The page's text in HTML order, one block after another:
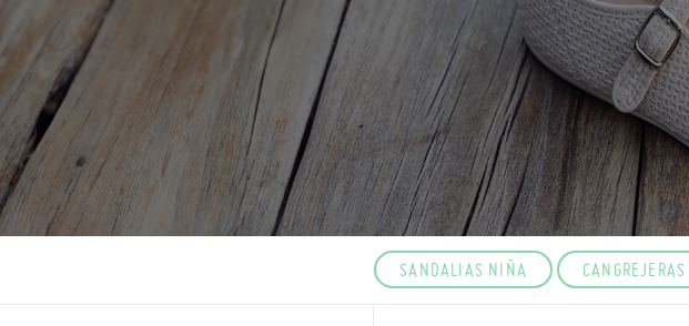
SANDALIAS NIÑA